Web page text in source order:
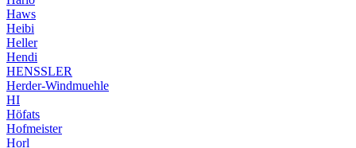
Haws
Heibi
Heller
Hendi
HENSSLER
Herder-Windmuehle
HI
Höfats
Hofmeister
Horl